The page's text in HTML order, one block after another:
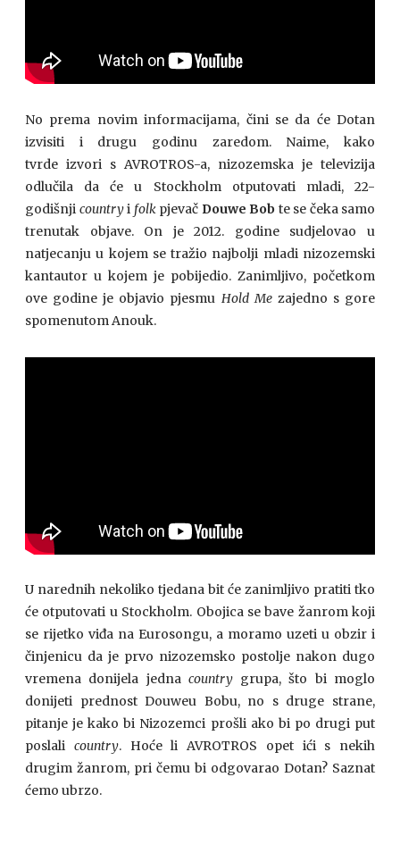
No prema novim informacijama, čini se da će Dotan
izvisiti i drugu godinu zaredom. Naime, kako
tvrde izvori s AVROTROS-a, nizozemska je televizija
odlučila da će u Stockholm otputovati mladi, 22-
godišnji countryi folk pjevač Douwe Bob te se čeka samo
trenutak objave. On je 2012. godine sudjelovao u
natjecanju u kojem se tražio najbolji mladi nizozemski
kantautor u kojem je pobijedio. Zanimljivo, početkom
ove godine je objavio pjesmu Hold Me zajedno s gore
spomenutom Anouk.
U narednih nekoliko tjedana bit će zanimljivo pratiti tko
će otputovati u Stockholm. Obojica se bave žanrom koji
se rijetko viđa na Eurosongu, a moramo uzeti u obzir i
činjenicu da je prvo nizozemsko postolje nakon dugo
vremena donijela jedna country grupa, što bi moglo
donijeti prednost Douweu Bobu, no s druge strane,
pitanje je kako bi Nizozemci prošli ako bi po drugi put
poslali country. Hoće li AVROTROS opet ići s nekih
drugim žanrom, pri čemu bi odgovarao Dotan? Saznat
ćemo ubrzo.